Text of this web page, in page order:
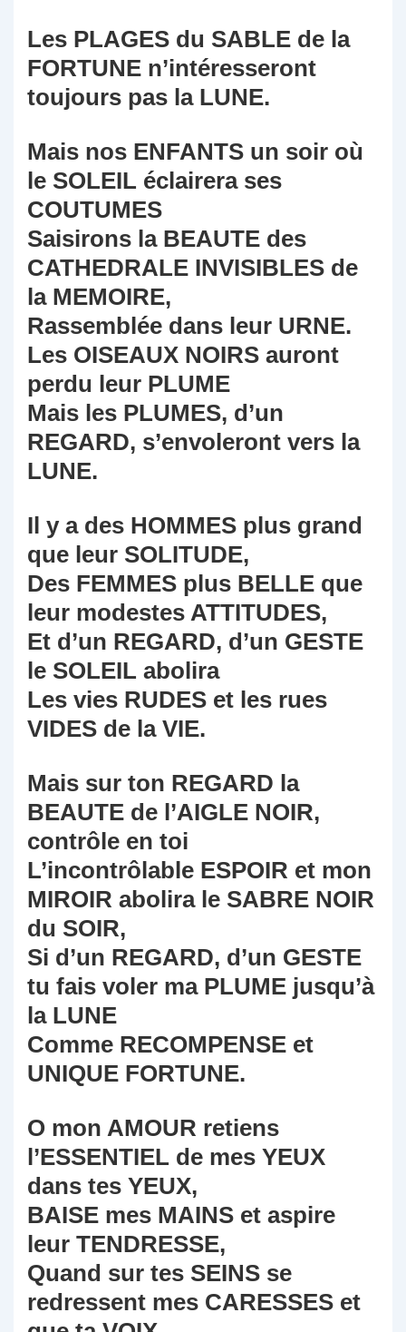
Les PLAGES du SABLE de la
FORTUNE n’intéresseront
toujours pas la LUNE.
Mais nos ENFANTS un soir où
le SOLEIL éclairera ses
COUTUMES
Saisirons la BEAUTE des
CATHEDRALE INVISIBLES de
la MEMOIRE,
Rassemblée dans leur URNE.
Les OISEAUX NOIRS auront
perdu leur PLUME
Mais les PLUMES, d’un
REGARD, s’envoleront vers la
LUNE.
Il y a des HOMMES plus grand
que leur SOLITUDE,
Des FEMMES plus BELLE que
leur modestes ATTITUDES,
Et d’un REGARD, d’un GESTE
le SOLEIL abolira
Les vies RUDES et les rues
VIDES de la VIE.
Mais sur ton REGARD la
BEAUTE de l’AIGLE NOIR,
contrôle en toi
L’incontrôlable ESPOIR et mon
MIROIR abolira le SABRE NOIR
du SOIR,
Si d’un REGARD, d’un GESTE
tu fais voler ma PLUME jusqu’à
la LUNE
Comme RECOMPENSE et
UNIQUE FORTUNE.
O mon AMOUR retiens
l’ESSENTIEL de mes YEUX
dans tes YEUX,
BAISE mes MAINS et aspire
leur TENDRESSE,
Quand sur tes SEINS se
redressent mes CARESSES et